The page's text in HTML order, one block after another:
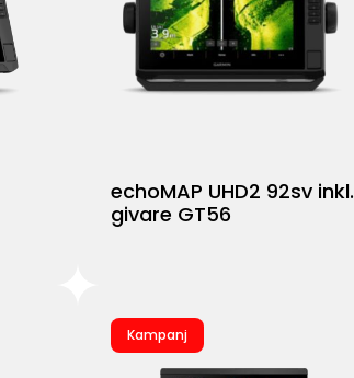
echoMAP UHD2 92sv inkl.
givare GT56
Kampanj